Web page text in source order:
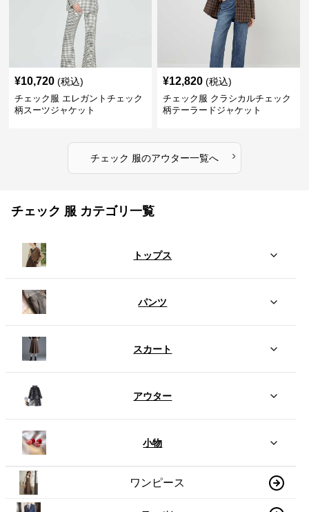
¥10,720 (税込)
チェック服 エレガントチェック
柄スーツジャケット
¥12,820 (税込)
チェック服 クラシカルチェック
柄テーラードジャケット
チェック 服のアウター一覧へ ›
チェック 服 カテゴリ一覧
トップス
パンツ
スカート
アウター
小物
ワンピース